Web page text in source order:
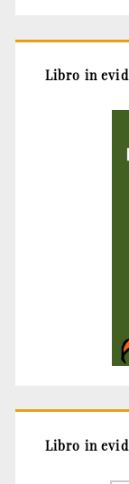
Libro in
Libro in